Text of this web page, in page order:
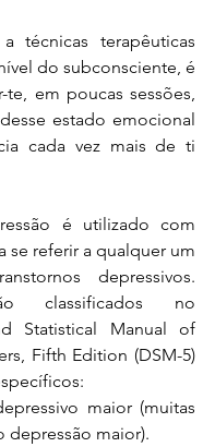
técnicas terapêuticas
do subconsciente, é
te, em poucas sessões,
estado emocional
cada vez mais de ti
é utilizado com
se referir a qualquer um
depressivos.
classificados no
Statistical Manual of
Fifth Edition (DSM-5)
maior (muitas
depressão maior).